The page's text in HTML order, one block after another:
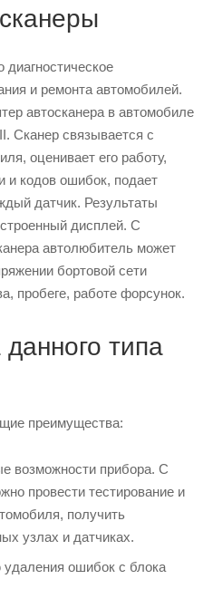
и ремонта автомобилей.
автосканера в автомобиле
Сканер связывается с
оценивает его работу,
и кодов ошибок, подает
датчик. Результаты
дисплей. С
автолюбитель может
бортовой сети
пробеге, работе форсунок.
типа
преимущества:
возможности прибора. С
провести тестирование и
получить
узлах и датчиках.
ошибок с блока